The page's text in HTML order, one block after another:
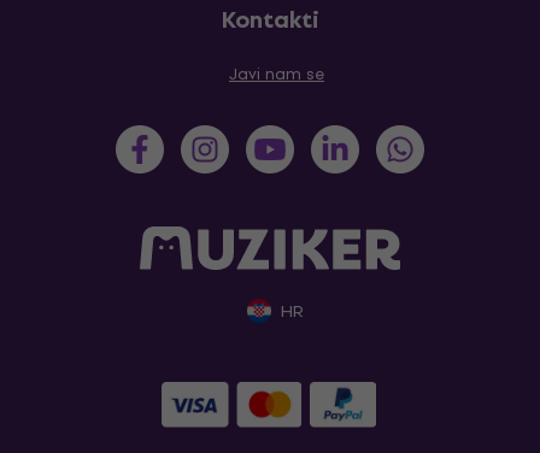
Kontakti
Javi nam se
HR